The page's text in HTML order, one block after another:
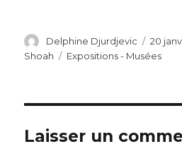
Auteur
Delphine Djurdjevic
Publié
le
20
Shoah
Étiquettes
Expositions - Musées
Laisser un